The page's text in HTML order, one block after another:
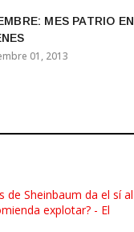
MES PATRIO EN
01, 2013
de Sheinbaum da el sí al
explotar? - El